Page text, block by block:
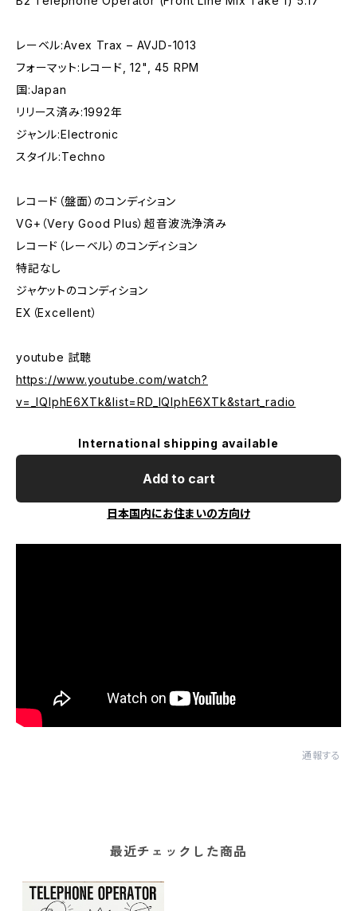
レーベル:Avex Trax – AVJD-1013
フォーマット:レコード, 12", 45 RPM
国:Japan
リリース済み:1992年
ジャンル:Electronic
スタイル:Techno
レコード（盤面）のコンディション
VG+（Very Good Plus）超音波洗浄済み
レコード（レーベル）のコンディション
特記なし
ジャケットのコンディション
EX（Excellent）
youtube 試聴
https://www.youtube.com/watch?
v=_lQIphE6XTk&list=RD_lQIphE6XTk&start_radio
International shipping available
Add to cart
日本国内にお住まいの方向け
通報する
最近チェックした商品